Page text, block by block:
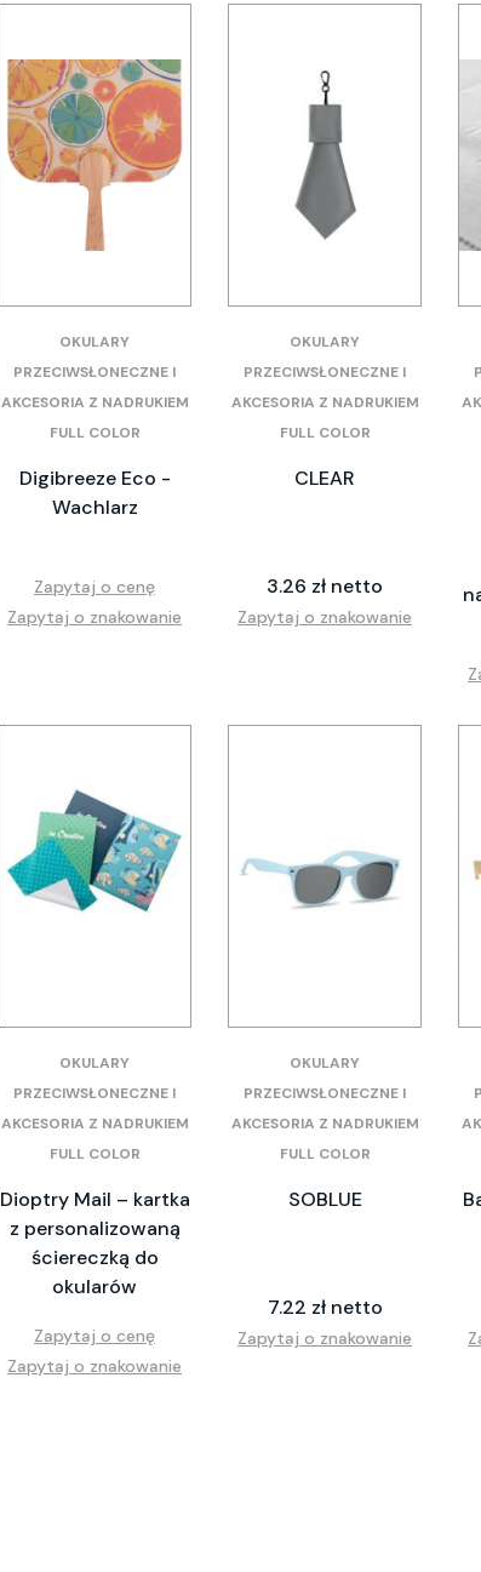
OKULARY
PRZECIWSŁONECZNE I
AKCESORIA Z NADRUKIEM
FULL COLOR
Digibreeze Eco -
Wachlarz
Zapytaj o cenę
Zapytaj o znakowanie
OKULARY
PRZECIWSŁONECZNE I
AKCESORIA Z NADRUKIEM
FULL COLOR
CLEAR
3.26 zł netto
Zapytaj o znakowanie
OKULARY
PRZECIWSŁONECZNE I
AKCESORIA Z NADRUKIEM
FULL COLOR
Dioptry Mail – kartka
z personalizowaną
ściereczką do
okularów
Zapytaj o cenę
Zapytaj o znakowanie
OKULARY
PRZECIWSŁONECZNE I
AKCESORIA Z NADRUKIEM
FULL COLOR
SOBLUE
7.22 zł netto
Zapytaj o znakowanie